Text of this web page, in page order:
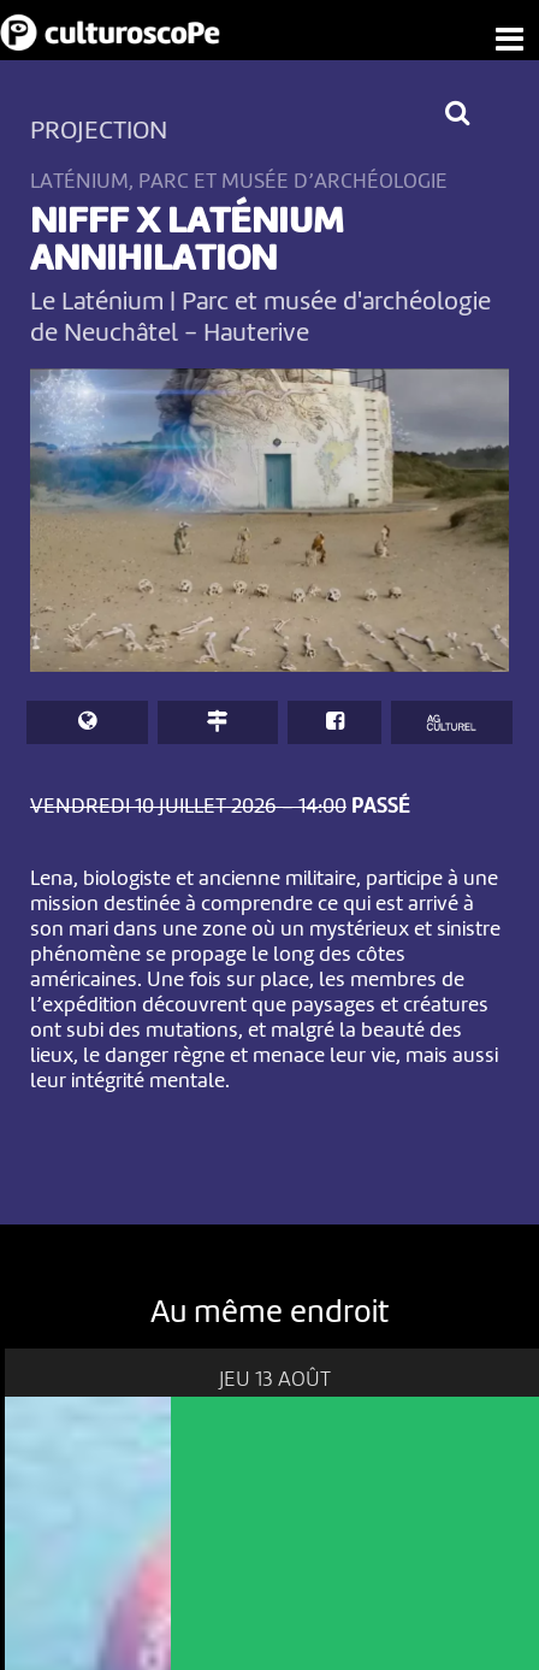
VENDREDI 10 JUILLET 2026 – 14:00 PASSÉ
PROJECTION
LATÉNIUM, PARC ET MUSÉE D’ARCHÉOLOGIE
NIFFF X LATÉNIUM
ANNIHILATION
Le Laténium | Parc et musée d'archéologie
de Neuchâtel - Hauterive
Lena, biologiste et ancienne militaire, participe à une
mission destinée à comprendre ce qui est arrivé à
son mari dans une zone où un mystérieux et sinistre
phénomène se propage le long des côtes
américaines. Une fois sur place, les membres de
l’expédition découvrent que paysages et créatures
ont subi des mutations, et malgré la beauté des
lieux, le danger règne et menace leur vie, mais aussi
leur intégrité mentale.
Au même endroit
JEU 13 AOÛT